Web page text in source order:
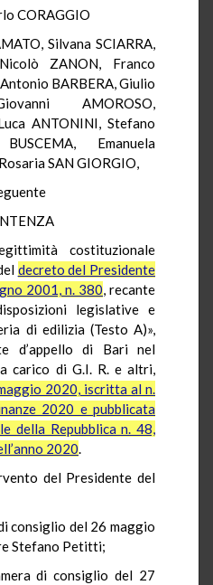
CORAGGIO
Silvana SCIARRA,
ZANON, Franco
BARBERA, Giulio
AMOROSO,
ANTONINI, Stefano
Emanuela
SAN GIORGIO,
costituzionale
decreto del Presidente
2001, n. 380, recante
legislative e
di edilizia (Testo A)»,
d’appello di Bari nel
carico di G.I. R. e altri,
2020, iscritta al n.
2020 e pubblicata
della Repubblica n. 48,
2020.
del Presidente del
consiglio del 26 maggio
Stefano Petitti;
di consiglio del 27